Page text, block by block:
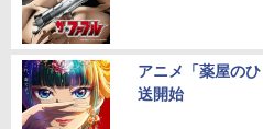
アニメ「薬屋の
送開始